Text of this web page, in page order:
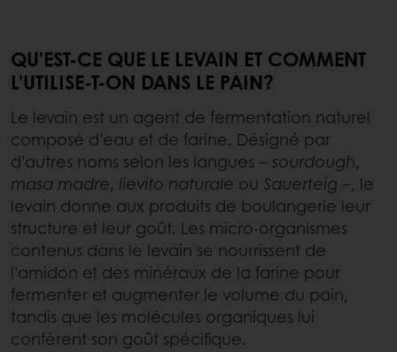
QU’EST-CE QUE LE LEVAIN ET COMMENT
L’UTILISE-T-ON DANS LE PAIN?
Le levain est un agent de fermentation naturel
composé d’eau et de farine. Désigné par
d’autres noms selon les langues – sourdough,
masa madre, lievito naturale ou Sauerteig –, le
levain donne aux produits de boulangerie leur
structure et leur goût. Les micro-organismes
contenus dans le levain se nourrissent de
l’amidon et des minéraux de la farine pour
fermenter et augmenter le volume du pain,
tandis que les molécules organiques lui
confèrent son goût spécifique.